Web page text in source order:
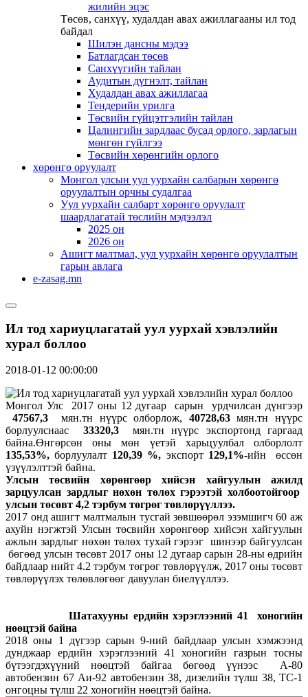
жилийн эцэс
Төсөв, санхүү, худалдан авах ажиллагааны ил тод
байдал
Шилэн дансны мэдээ
Батлагдсан төсөв
Санхүүгийн тайлан
Аудитын дүгнэлт, тайлан
Худалдан авах ажиллагаа
Тендерийн урилга
Төсвийн гүйцэтгэлийн тайлан
Цалингийн зардлаас бусад орлого, зарлагын
мөнгөн гүйлгээ
Төсвийн хөрөнгийн орлого
хөрөнгө оруулалт
Монгол улсын уул уурхайн салбарын хөрөнгө
оруулалтын орчны судалгаа
Уул уурхайн салбарт хөрөнгө оруулалт
шаардлагатай төслийн мэдээлэл
2025 он
2026 он
Ашигт малтмал, уул уурхайн хөрөнгө оруулалтын
гарын авлага
e-zasag.mn
Ил тод хариуцлагатай уул уурхай хэвлэлийн
хурал боллоо
2018-01-12 00:00:00
Монгол Улс 2017 оны 12 дугаар сарын урдчилсан дүнгээр
47567,3
мян.тн нүүрс олборлож, 40728,63мян.тн нүүрс
борлуулснаас 33320,3
мян.тн нүүрс экспортонд гаргаад
байна.Өнгөрсөн оны мөн үетэй харьцуулбал олборлолт
135,53%, борлуулалт 120,39 %, экспорт 129,1%-ийн өссөн
үзүүлэлттэй байна.
Улсын төсвийн хөрөнгөөр хийсэн хайгуулын ажилд
зарцуулсан зардлыг нөхөн төлөх гэрээтэй холбоотойгоор
улсын төсөвт 4,2 тэрбум төгрөг төвлөрүүллээ.
2017 онд ашигт малтмалын тусгай зөвшөөрөл эзэмшигч 60 аж
ахуйн нэгжтэй Улсын төсвийн хөрөнгөөр хийсэн хайгуулын
ажлын зардлыг нөхөн төлөх тухай гэрээг шинээр байгуулсан
бөгөөд улсын төсөвт 2017 оны 12 дугаар сарын 28-ны өдрийн
байдлаар нийт 4.2 тэрбум төгрөг төвлөрүүлж, 2017 оны төсөвт
төвлөрүүлэх төлөвлөгөөг давуулан биелүүллээ.
Шатахууны ердийн хэрэглээний 41
хоногийн
нөөцтэй байна
2018 оны 1 дүгээр сарын 9-ний байдлаар улсын хэмжээнд
дунджаар ердийн хэрэглээний 41 хоногийн газрын тосны
бүтээгдэхүүний нөөцтэй байгаа бөгөөд үүнээс А-80
автобензин 67 Аи-92 автобензин 38, дизелийн түлш 38, ТС-1
онгоцны түлш 22 хоногийн нөөцтэй байна.